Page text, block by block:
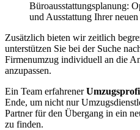
Büroausstattungsplanung:
und Ausstattung Ihrer
Zusätzlich bieten wir zeitlich
unterstützen Sie bei der Suche
Firmenumzug individuell an die
anzupassen.
Ein Team erfahrener
Ende, um nicht nur
Partner für den Übergang in ein
zu finden.